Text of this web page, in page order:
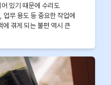
있기 때문에 수리도
무 용도 등 중요한 작업에
에 겪게 되는 불편 역시 큰